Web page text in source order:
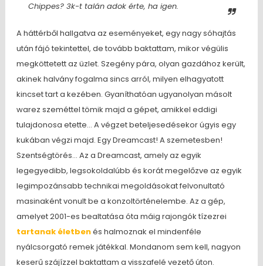
Chippes? 3k-t talán adok érte, ha igen.
A háttérből hallgatva az eseményeket, egy nagy sóhajtás
után fájó tekintettel, de tovább baktattam, mikor végülis
megköttetett az üzlet. Szegény pára, olyan gazdához került,
akinek halvány fogalma sincs arról, milyen elhagyatott
kincset tart a kezében. Gyaníthatóan ugyanolyan másolt
warez szeméttel tömik majd a gépet, amikkel eddigi
tulajdonosa etette… A végzet beteljesedésekor úgyis egy
kukában végzi majd. Egy Dreamcast! A szemetesben!
Szentségtörés… Az a Dreamcast, amely az egyik
legegyedibb, legsokoldalúbb és korát megelőzve az egyik
legimpozánsabb technikai megoldásokat felvonultató
masinaként vonult be a konzoltörténelembe. Az a gép,
amelyet 2001-es bealtatása óta máig rajongók tízezrei
tartanak életbenés halmoznak el mindenféle
nyálcsorgató remek játékkal. Mondanom sem kell, nagyon
keserű szájízzel baktattam a visszafelé vezető úton.